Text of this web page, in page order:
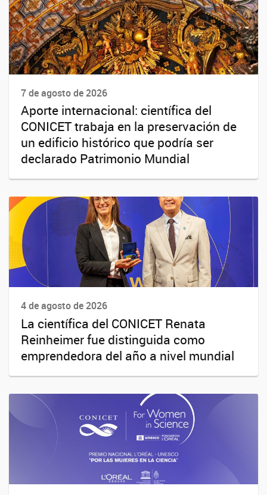
7 de agosto de 2026
Aporte internacional: científica del
CONICET trabaja en la preservación de
un edificio histórico que podría ser
declarado Patrimonio Mundial
4 de agosto de 2026
La científica del CONICET Renata
Reinheimer fue distinguida como
emprendedora del año a nivel mundial